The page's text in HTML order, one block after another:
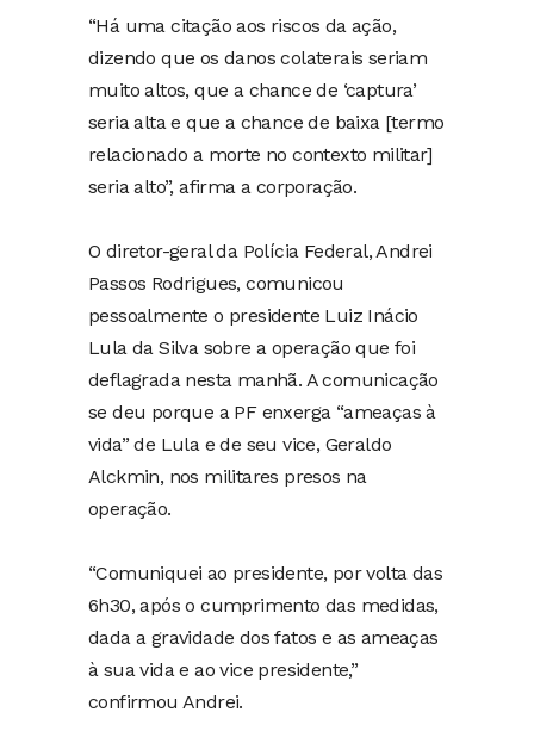
“Há uma citação aos riscos da ação,
dizendo que os danos colaterais seriam
muito altos, que a chance de ‘captura’
seria alta e que a chance de baixa [termo
relacionado a morte no contexto militar]
seria alto”, afirma a corporação.
O diretor-geral da Polícia Federal, Andrei
Passos Rodrigues, comunicou
pessoalmente o presidente Luiz Inácio
Lula da Silva sobre a operação que foi
deflagrada nesta manhã. A comunicação
se deu porque a PF enxerga “ameaças à
vida” de Lula e de seu vice, Geraldo
Alckmin, nos militares presos na
operação.
“Comuniquei ao presidente, por volta das
6h30, após o cumprimento das medidas,
dada a gravidade dos fatos e as ameaças
à sua vida e ao vice presidente,”
confirmou Andrei.